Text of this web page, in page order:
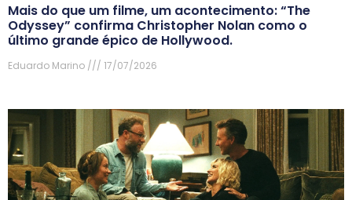
Mais do que um filme, um acontecimento: “The
Odyssey” confirma Christopher Nolan como o
último grande épico de Hollywood.
Eduardo Marino 17/07/2026